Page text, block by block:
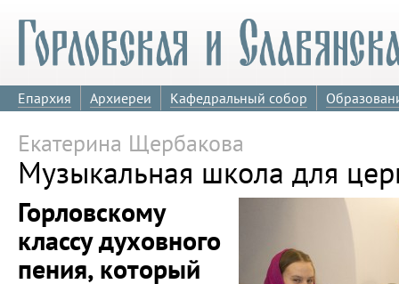
Епархия Архиереи Кафедральный собор
Екатерина Щербакова
Музыкальная школа для
Горловскому
классу духовного
пения, который